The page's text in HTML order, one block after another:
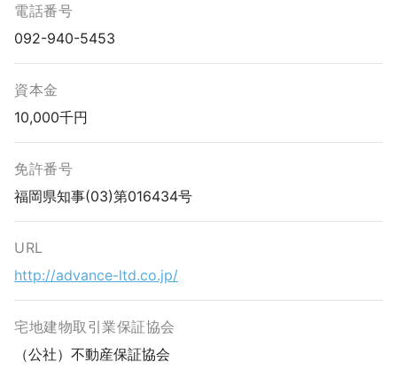
電話番号
092-940-5453
資本金
10,000千円
免許番号
福岡県知事(03)第016434号
URL
http://advance-ltd.co.jp/
宅地建物取引業保証協会
（公社）不動産保証協会